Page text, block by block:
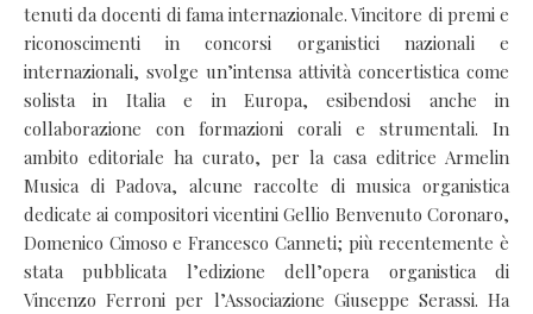
tenuti da docenti di fama internazionale. Vincitore di premi e
riconoscimenti in concorsi organistici nazionali e
internazionali, svolge un’intensa attività concertistica come
solista in Italia e in Europa, esibendosi anche in
collaborazione con formazioni corali e strumentali. In
ambito editoriale ha curato, per la casa editrice Armelin
Musica di Padova, alcune raccolte di musica organistica
dedicate ai compositori vicentini Gellio Benvenuto Coronaro,
Domenico Cimoso e Francesco Canneti; più recentemente è
stata pubblicata l’edizione dell’opera organistica di
Vincenzo Ferroni per l’Associazione Giuseppe Serassi. Ha